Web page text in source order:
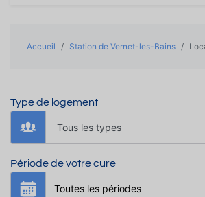
Accueil Station de Vernet-les-Bains
Type de logement
Période de votre cure